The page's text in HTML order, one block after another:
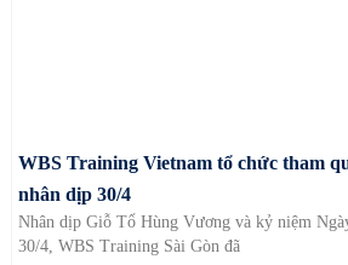
WBS Training Vietnam tổ chức tham
nhân dịp 30/4
Nhân dịp Giỗ Tổ Hùng Vương và kỷ niệm
30/4, WBS Training Sài Gòn đã